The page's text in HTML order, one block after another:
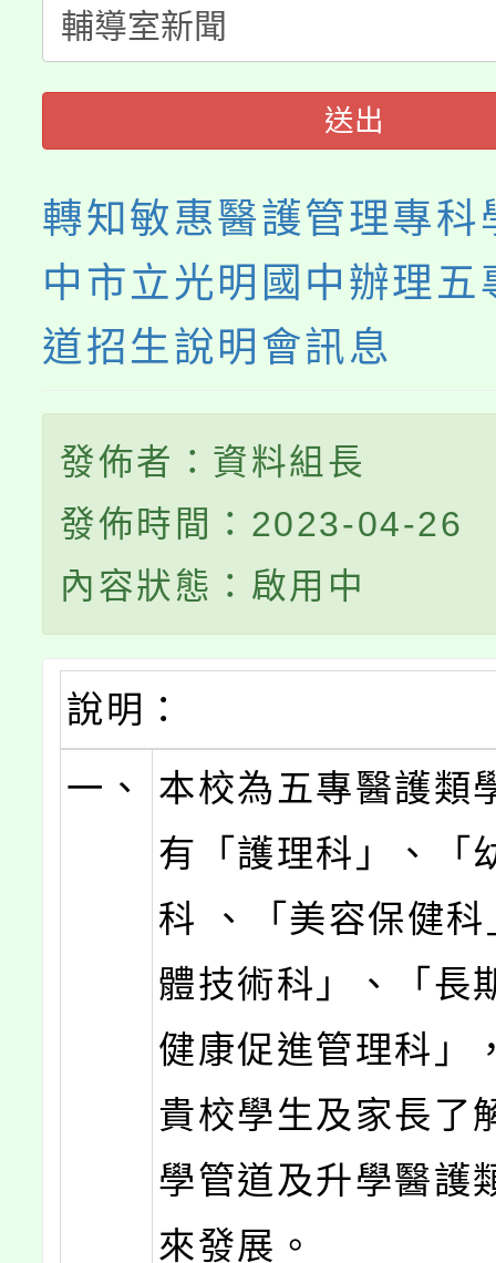
送出
轉知敏惠醫護管理專科
中市立光明國中辦理五
道招生說明會訊息
發佈者：資料組長
發佈時間：2023-04-26
內容狀態：啟用中
說明：
一、
本校為五專醫護類
有「護理科」、「
科 、「美容保健
體技術科」、「長
健康促進管理科」
貴校學生及家長了
學管道及升學醫護
來發展。